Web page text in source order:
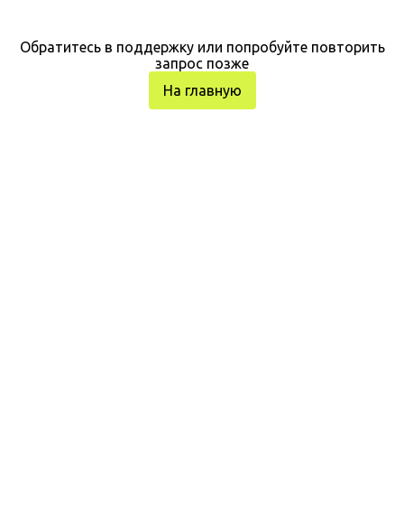
Обратитесь в поддержку или попробуйте повторить
запрос позже
На главную